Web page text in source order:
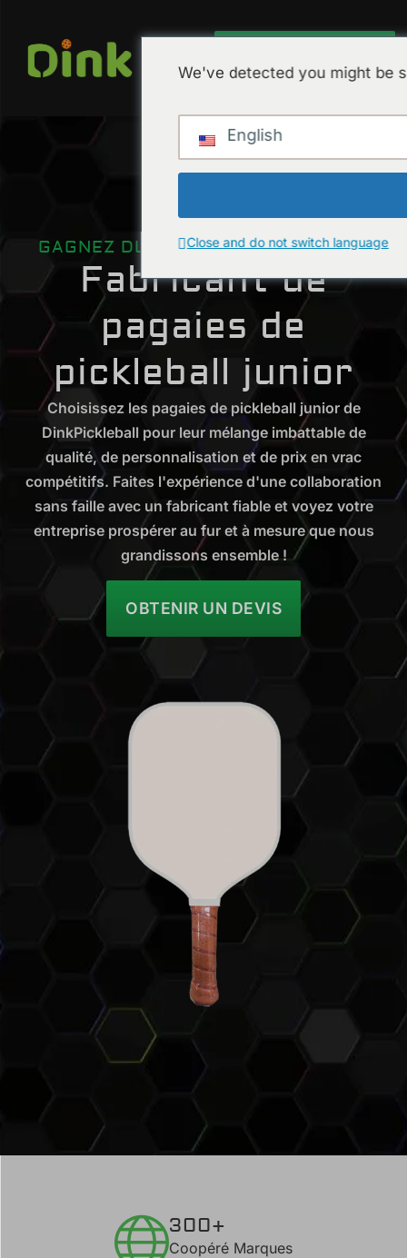
GAGNEZ DU TEMPS ET DE L'ARGENT
Fabricant de
pagaies de
pickleball junior
Choisissez les pagaies de pickleball junior de
DinkPickleball pour leur mélange imbattable de
qualité, de personnalisation et de prix en vrac
compétitifs. Faites l'expérience d'une collaboration
sans faille avec un fabricant fiable et voyez votre
entreprise prospérer au fur et à mesure que nous
grandissons ensemble !
OBTENIR UN DEVIS
300+
Coopéré Marques
We've detected you might be
English
Close and do not switch language